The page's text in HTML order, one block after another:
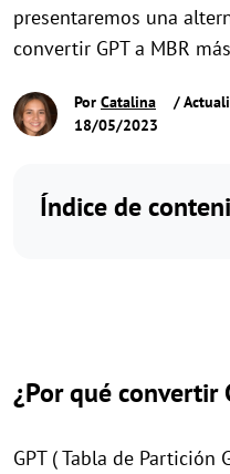
presentaremos una
convertir GPT a MBR
Por Catalina
/
18/05/2023
Índice de
¿Por qué convertir
GPT ( Tabla de Partición